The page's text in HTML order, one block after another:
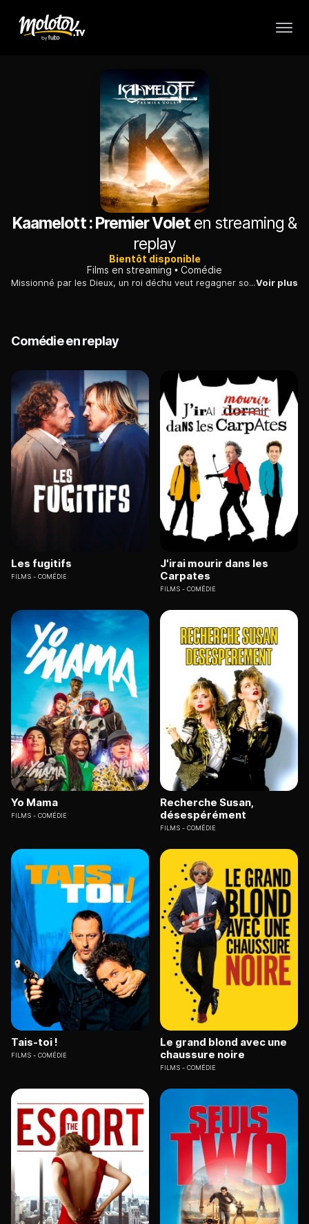
Kaamelott : Premier Voleten streaming &
replay
Bientôt disponible
Films en streaming
Comédie
Missionné par les Dieux, un roi déchu veut regagner son trône de l'île de Bretagne. Il organise la résistance contre le cruel dictateur en place, Lancelot-du-Lac...Voir plus
Comédie en replay
Les fugitifs
FILMS COMÉDIE
J'irai mourir dans les
Carpates
FILMS COMÉDIE
Yo Mama
FILMS COMÉDIE
Recherche Susan,
désespérément
FILMS COMÉDIE
Tais-toi !
FILMS COMÉDIE
Le grand blond avec une
chaussure noire
FILMS COMÉDIE